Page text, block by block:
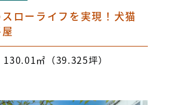
ローライフを実現！犬猫
㎡（39.325坪）